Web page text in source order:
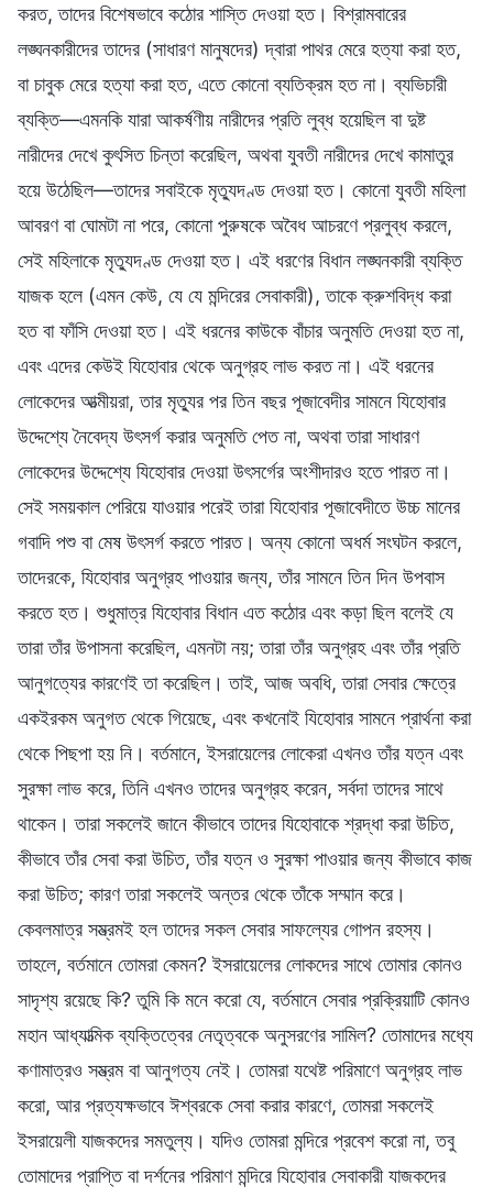
করত, তাদের বিশেষভাবে কঠোর শাস্তি দেওয়া হত। বিশ্রামবারের
লঙ্ঘনকারীদের তাদের (সাধারণ মানুষদের) দ্বারা পাথর মেরে হত্যা করা হত,
বা চাবুক মেরে হত্যা করা হত, এতে কোনো ব্যতিক্রম হত না। ব্যভিচারী
ব্যক্তি—এমনকি যারা আকর্ষণীয় নারীদের প্রতি লুব্ধ হয়েছিল বা দুষ্ট
নারীদের দেখে কুৎসিত চিন্তা করেছিল, অথবা যুবতী নারীদের দেখে কামাতুর
হয়ে উঠেছিল—তাদের সবাইকে মৃত্যুদণ্ড দেওয়া হত। কোনো যুবতী মহিলা
আবরণ বা ঘোমটা না পরে, কোনো পুরুষকে অবৈধ আচরণে প্রলুব্ধ করলে,
সেই মহিলাকে মৃত্যুদণ্ড দেওয়া হত। এই ধরণের বিধান লঙ্ঘনকারী ব্যক্তি
যাজক হলে (এমন কেউ, যে যে মন্দিরের সেবাকারী), তাকে ক্রুশবিদ্ধ করা
হত বা ফাঁসি দেওয়া হত। এই ধরনের কাউকে বাঁচার অনুমতি দেওয়া হত না,
এবং এদের কেউই যিহোবার থেকে অনুগ্রহ লাভ করত না। এই ধরনের
লোকেদের আত্মীয়রা, তার মৃত্যুর পর তিন বছর পূজাবেদীর সামনে যিহোবার
উদ্দেশ্যে নৈবেদ্য উৎসর্গ করার অনুমতি পেত না, অথবা তারা সাধারণ
লোকেদের উদ্দেশ্যে যিহোবার দেওয়া উৎসর্গের অংশীদারও হতে পারত না।
সেই সময়কাল পেরিয়ে যাওয়ার পরেই তারা যিহোবার পূজাবেদীতে উচ্চ মানের
গবাদি পশু বা মেষ উৎসর্গ করতে পারত। অন্য কোনো অধর্ম সংঘটন করলে,
তাদেরকে, যিহোবার অনুগ্রহ পাওয়ার জন্য, তাঁর সামনে তিন দিন উপবাস
করতে হত। শুধুমাত্র যিহোবার বিধান এত কঠোর এবং কড়া ছিল বলেই যে
তারা তাঁর উপাসনা করেছিল, এমনটা নয়; তারা তাঁর অনুগ্রহ এবং তাঁর প্রতি
আনুগত্যের কারণেই তা করেছিল। তাই, আজ অবধি, তারা সেবার ক্ষেত্রে
একইরকম অনুগত থেকে গিয়েছে, এবং কখনোই যিহোবার সামনে প্রার্থনা করা
থেকে পিছপা হয় নি। বর্তমানে, ইসরায়েলের লোকেরা এখনও তাঁর যত্ন এবং
সুরক্ষা লাভ করে, তিনি এখনও তাদের অনুগ্রহ করেন, সর্বদা তাদের সাথে
থাকেন। তারা সকলেই জানে কীভাবে তাদের যিহোবাকে শ্রদ্ধা করা উচিত,
কীভাবে তাঁর সেবা করা উচিত, তাঁর যত্ন ও সুরক্ষা পাওয়ার জন্য কীভাবে কাজ
করা উচিত; কারণ তারা সকলেই অন্তর থেকে তাঁকে সম্মান করে।
কেবলমাত্র সম্ভ্রমই হল তাদের সকল সেবার সাফল্যের গোপন রহস্য।
তাহলে, বর্তমানে তোমরা কেমন? ইসরায়েলের লোকদের সাথে তোমার কোনও
সাদৃশ্য রয়েছে কি? তুমি কি মনে করো যে, বর্তমানে সেবার প্রক্রিয়াটি কোনও
মহান আধ্যাত্মিক ব্যক্তিত্বের নেতৃত্বকে অনুসরণের সামিল? তোমাদের মধ্যে
কণামাত্রও সম্ভ্রম বা আনুগত্য নেই। তোমরা যথেষ্ট পরিমাণে অনুগ্রহ লাভ
করো, আর প্রত্যক্ষভাবে ঈশ্বরকে সেবা করার কারণে, তোমরা সকলেই
ইসরায়েলী যাজকদের সমতুল্য। যদিও তোমরা মন্দিরে প্রবেশ করো না, তবু
তোমাদের প্রাপ্তি বা দর্শনের পরিমাণ মন্দিরে যিহোবার সেবাকারী যাজকদের